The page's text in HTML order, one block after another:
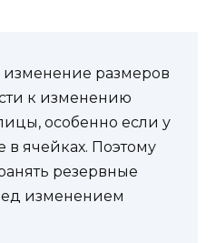
изменение размеров
к изменению
особенно если у
в ячейках. Поэтому
резервные
изменением